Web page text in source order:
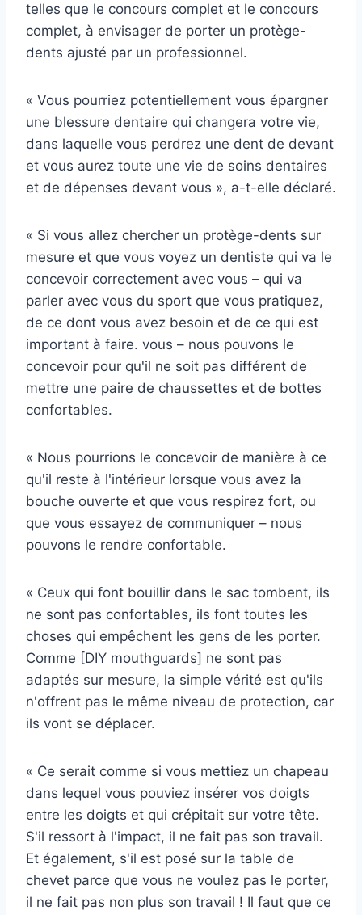
telles que le concours complet et le concours
complet, à envisager de porter un protège-
dents ajusté par un professionnel.
« Vous pourriez potentiellement vous épargner
une blessure dentaire qui changera votre vie,
dans laquelle vous perdrez une dent de devant
et vous aurez toute une vie de soins dentaires
et de dépenses devant vous », a-t-elle déclaré.
« Si vous allez chercher un protège-dents sur
mesure et que vous voyez un dentiste qui va le
concevoir correctement avec vous – qui va
parler avec vous du sport que vous pratiquez,
de ce dont vous avez besoin et de ce qui est
important à faire. vous – nous pouvons le
concevoir pour qu'il ne soit pas différent de
mettre une paire de chaussettes et de bottes
confortables.
« Nous pourrions le concevoir de manière à ce
qu'il reste à l'intérieur lorsque vous avez la
bouche ouverte et que vous respirez fort, ou
que vous essayez de communiquer – nous
pouvons le rendre confortable.
« Ceux qui font bouillir dans le sac tombent, ils
ne sont pas confortables, ils font toutes les
choses qui empêchent les gens de les porter.
Comme [DIY mouthguards] ne sont pas
adaptés sur mesure, la simple vérité est qu'ils
n'offrent pas le même niveau de protection, car
ils vont se déplacer.
« Ce serait comme si vous mettiez un chapeau
dans lequel vous pouviez insérer vos doigts
entre les doigts et qui crépitait sur votre tête.
S'il ressort à l'impact, il ne fait pas son travail.
Et également, s'il est posé sur la table de
chevet parce que vous ne voulez pas le porter,
il ne fait pas non plus son travail ! Il faut que ce